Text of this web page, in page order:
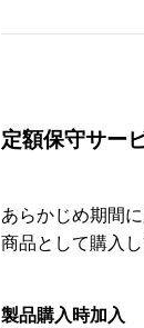
定額保守サー
あらかじめ期間
商品として購入
製品購入時加入